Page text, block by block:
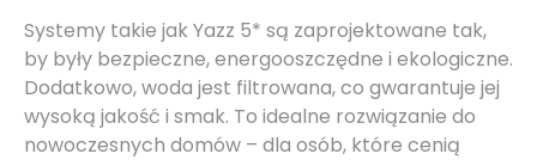
Systemy takie jak Yazz 5* są zaprojektowane tak,
by były bezpieczne, energooszczędne i ekologiczne.
Dodatkowo, woda jest filtrowana, co gwarantuje jej
wysoką jakość i smak. To idealne rozwiązanie do
nowoczesnych domów – dla osób, które cenią